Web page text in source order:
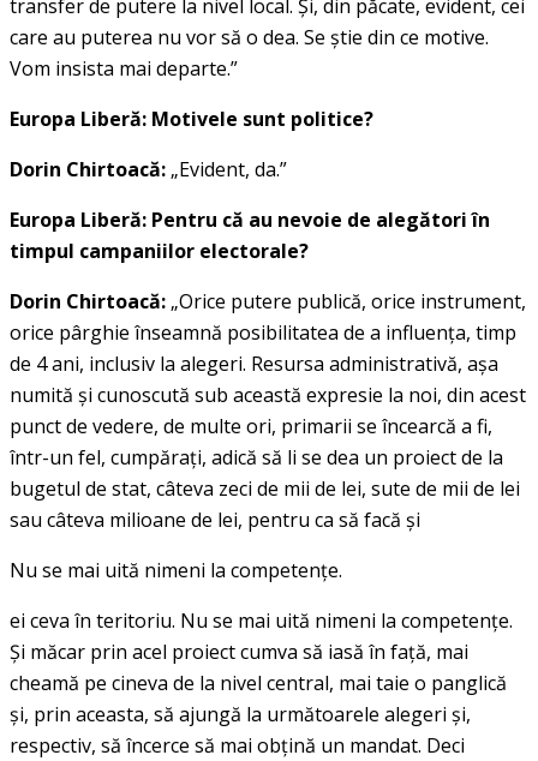
transfer de putere la nivel local. Şi, din păcate, evident, cei
care au puterea nu vor să o dea. Se ştie din ce motive.
Vom insista mai departe.”
Europa Liberă: Motivele sunt politice?
Dorin Chirtoacă: „Evident, da.”
Europa Liberă: Pentru că au nevoie de alegători în
timpul campaniilor electorale?
Dorin Chirtoacă: „Orice putere publică, orice instrument,
orice pârghie înseamnă posibilitatea de a influenţa, timp
de 4 ani, inclusiv la alegeri. Resursa administrativă, aşa
numită şi cunoscută sub această expresie la noi, din acest
punct de vedere, de multe ori, primarii se încearcă a fi,
într-un fel, cumpăraţi, adică să li se dea un proiect de la
bugetul de stat, câteva zeci de mii de lei, sute de mii de lei
sau câteva milioane de lei, pentru ca să facă şi
Nu se mai uită nimeni la competenţe.
ei ceva în teritoriu. Nu se mai uită nimeni la competenţe.
Şi măcar prin acel proiect cumva să iasă în faţă, mai
cheamă pe cineva de la nivel central, mai taie o panglică
şi, prin aceasta, să ajungă la următoarele alegeri şi,
respectiv, să încerce să mai obţină un mandat. Deci